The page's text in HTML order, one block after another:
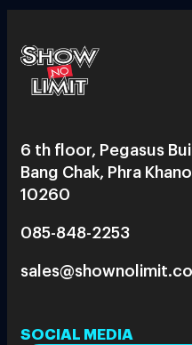
6 th floor, Pegasus
Bang Chak, Phra
10260
085-848-2253
SOCIAL MEDIA